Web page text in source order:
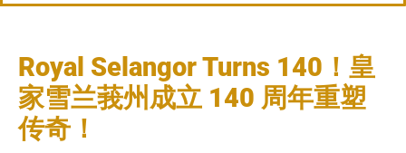
Royal Selangor Turns 140！皇
家雪兰莪州成立 140 周年重塑
传奇！